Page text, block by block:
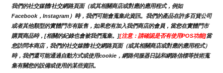
我們的社交媒體/社交網路頁面（或其相關商店或對應的應用程式，例如
Facebook，Instagram）時，我們可能會蒐集此資訊。我們的產品在許多百貨公司
或者其他類型的實體門市有販售，如果您有加入我們商店的會員，當您在實體門市
購買商品時，[相關的紀錄也會被我們蒐集。][注意：請確認是否有使用POS功能]當
您訪問本商店，我們的社交媒體/社交網路頁面（或其相關商店或對應的應用程式）
時，我們還可能通過自動方式或使用cookie，網路伺服器日誌和網路信標等技術蒐
集有關您的設備或使用的某些資訊。